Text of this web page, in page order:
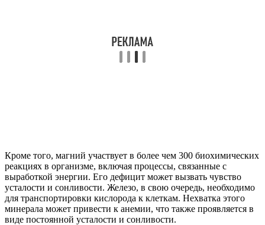
Кроме того, магний участвует в более чем 300 биохимических
реакциях в организме, включая процессы, связанные с
выработкой энергии. Его дефицит может вызвать чувство
усталости и сонливости. Железо, в свою очередь, необходимо
для транспортировки кислорода к клеткам. Нехватка этого
минерала может привести к анемии, что также проявляется в
виде постоянной усталости и сонливости.